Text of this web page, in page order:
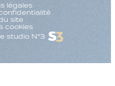
légales
site
cookies
studio N°3